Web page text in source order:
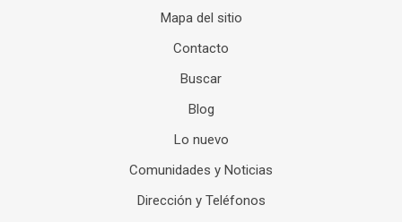
Mapa del sitio
Contacto
Buscar
Blog
Lo nuevo
Comunidades y Noticias
Dirección y Teléfonos